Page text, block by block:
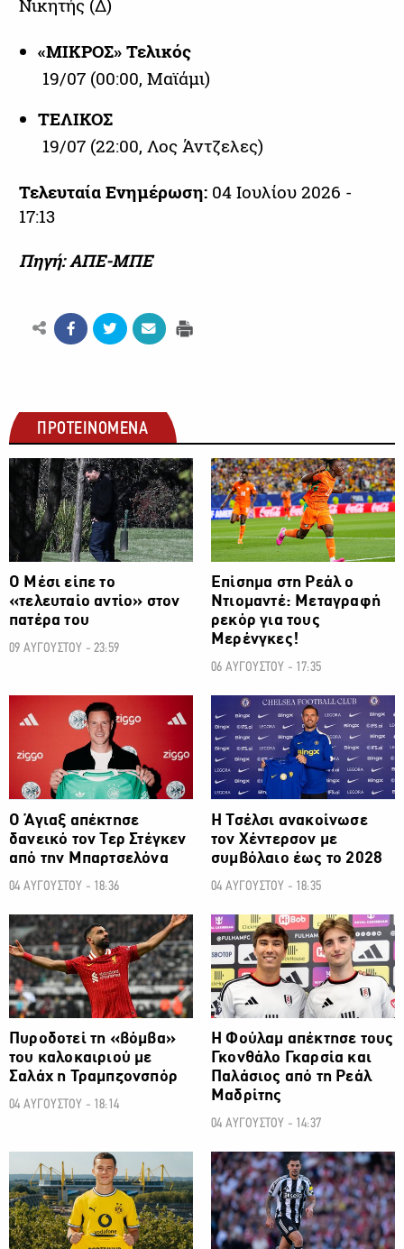
Νικητής (Δ)
«ΜΙΚΡΟΣ» Τελικός
19/07 (00:00, Μαϊάμι)
ΤΕΛΙΚΟΣ
19/07 (22:00, Λος Άντζελες)
Τελευταία Ενημέρωση: 04 Ιουλίου 2026 -
17:13
Πηγή: ΑΠΕ-ΜΠΕ
ΠΡΟΤΕΙΝΟΜΕΝΑ
ΠΟΔΟΣΦΑΙΡΟ
Ο Μέσι είπε το
«τελευταίο αντίο» στον
πατέρα του
09 ΑΥΓΟΥΣΤΟΥ - 23:59
ΠΟΔΟΣΦΑΙΡΟ
Επίσημα στη Ρεάλ ο
Ντιομαντέ: Μεταγραφή
ρεκόρ για τους
Μερένγκες!
06 ΑΥΓΟΥΣΤΟΥ - 17:35
Ο Άγιαξ απέκτησε
δανεικό τον Τερ Στέγκεν
από την Μπαρτσελόνα
04 ΑΥΓΟΥΣΤΟΥ - 18:36
ΠΟΔΟΣΦΑΙΡΟ
H Τσέλσι ανακοίνωσε
τον Χέντερσον με
συμβόλαιο έως το 2028
04 ΑΥΓΟΥΣΤΟΥ - 18:35
ΠΟΔΟΣΦΑΙΡΟ
Πυροδοτεί τη «βόμβα»
του καλοκαιριού με
Σαλάχ η Τραμπζονσπόρ
04 ΑΥΓΟΥΣΤΟΥ - 18:14
ΠΟΔΟΣΦΑΙΡΟ
Η Φούλαμ απέκτησε τους
Γκονθάλο Γκαρσία και
Παλάσιος από τη Ρεάλ
Μαδρίτης
04 ΑΥΓΟΥΣΤΟΥ - 14:37
ΠΟΔΟΣΦΑΙΡΟ ΠΟΔΟΣΦΑΙΡΟ